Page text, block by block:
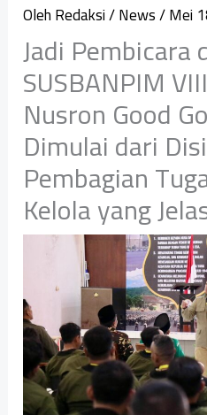
OlehRedaksi/News/Mei
Jadi Pembicara
SUSBANPIM
Nusron Good
Dimulai dari
Pembagian
Kelola yang